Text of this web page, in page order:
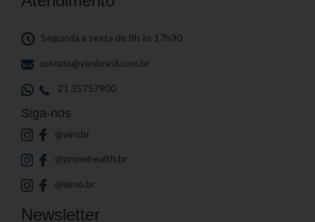
Segunda a sexta de 8h às 17h30
contato@yinsbrasil.com.br
21 35757900
Siga-nos
@yinsbr
@primehealth.br
@iamo.br
Newsletter